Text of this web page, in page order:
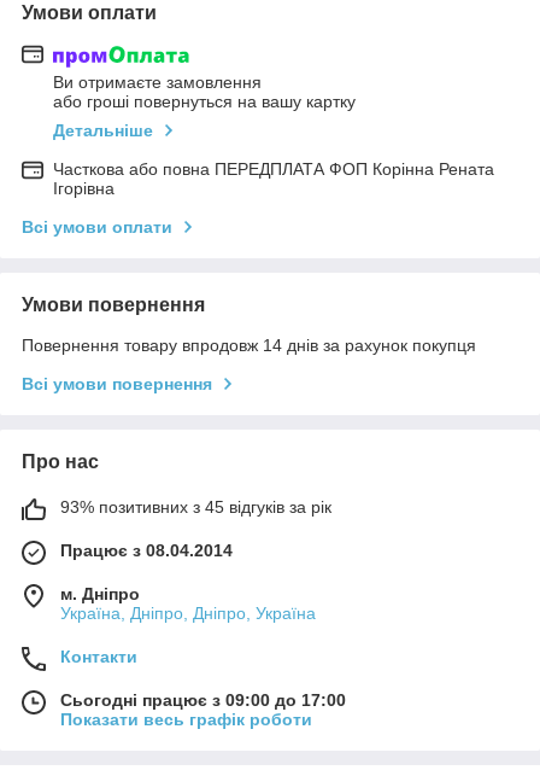
Умови оплати
Ви отримаєте замовлення
або гроші повернуться на вашу картку
Детальніше
Часткова або повна ПЕРЕДПЛАТА ФОП Корінна Рената
Ігорівна
Всі умови оплати
Умови повернення
Повернення товару впродовж 14 днів за рахунок покупця
Всі умови повернення
Про нас
93% позитивних з 45 відгуків за рік
Працює з 08.04.2014
м. Дніпро
Україна, Дніпро, Дніпро, Україна
Контакти
Сьогодні працює з 09:00 до 17:00
Показати весь графік роботи